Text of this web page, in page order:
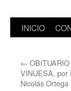
Saltar
contenido
INICIO
←
VINUESA, por
Nicolás